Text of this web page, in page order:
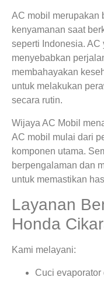
AC mobil merupakan
kenyamanan saat
seperti Indonesia.
menyebabkan
membahayakan
untuk melakukan
secara rutin.
Wijaya AC Mobil
AC mobil mulai dari
komponen utama.
berpengalaman dan
untuk memastikan
Layanan
Honda
Kami melayani:
Cuci